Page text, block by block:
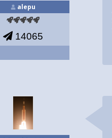
alepu
14065